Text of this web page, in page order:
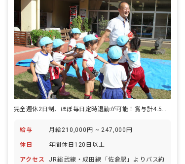
の個性を大切にします。小学校への就学
支援にも力を入れており、3歳～5歳の子
どもに就学前教育プログラム（楽しみな
がら学ぶ思考教育）を段階的に提供しま
す。
完全週休2日制、ほぼ毎日定時退勤が可能！賞与計4.5カ月分！
給与 月給210,000円 ~ 247,000円
休日 年間休日120日以上
アクセス
JR総武線・成田線「佐倉駅」よりバス約